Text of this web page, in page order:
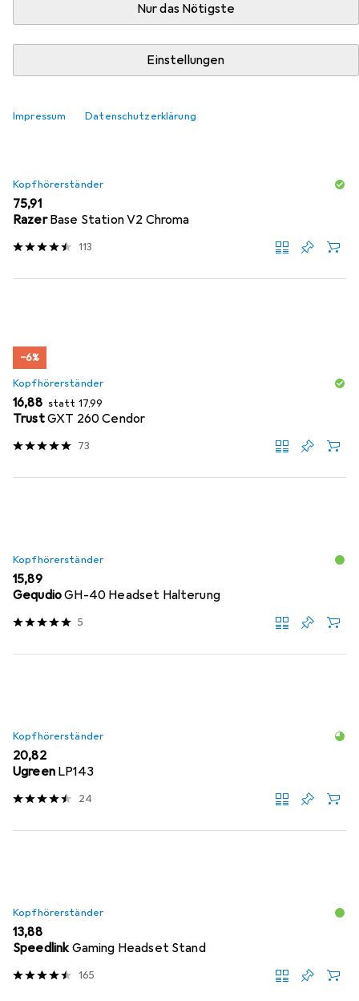
Nur das Nötigste
Einstellungen
Impressum Datenschutzerklärung
Hier findest du passendes Zubehör zum Produkt EPE
Kopfband Schwarz aus der Kategorie Kopfhörerständer.
Produktliste
Kopfhörerständer
EUR
75,91
Razer Base Station V2 Chroma
113
−6%
Kopfhörerständer
EUR
16,88 statt EUR
17,99
TrustGXT 260 Cendor
73
Kopfhörerständer
EUR
15,89
GequdioGH-40 Headset Halterung
5
Kopfhörerständer
EUR
20,82
Ugreen LP143
24
Kopfhörerständer
EUR
13,88
SpeedlinkGaming Headset Stand
165